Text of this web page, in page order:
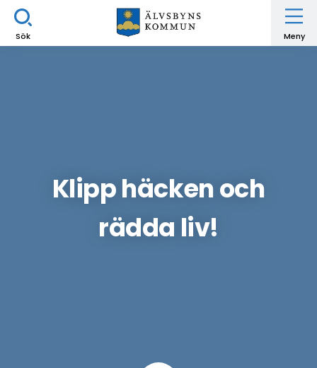
Sök Meny
Klipp häcken och
rädda liv!